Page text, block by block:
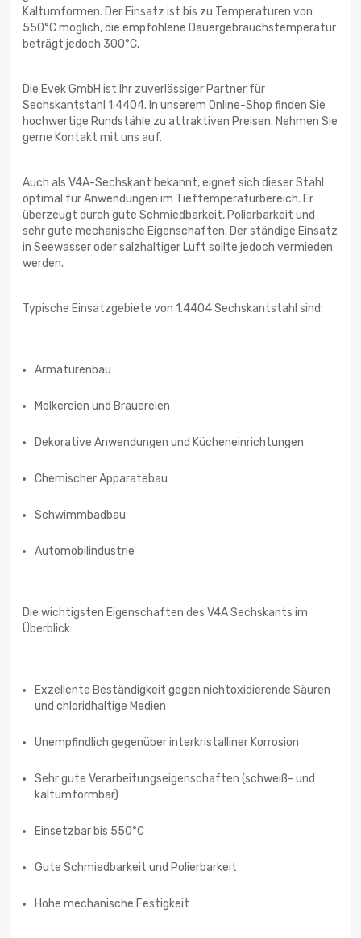
Kaltumformen. Der Einsatz ist bis zu Temperaturen von
550°C möglich, die empfohlene Dauergebrauchstemperatur
beträgt jedoch 300°C.
Die Evek GmbH ist Ihr zuverlässiger Partner für
Sechskantstahl 1.4404. In unserem Online-Shop finden Sie
hochwertige Rundstähle zu attraktiven Preisen. Nehmen Sie
gerne Kontakt mit uns auf.
Auch als V4A-Sechskant bekannt, eignet sich dieser Stahl
optimal für Anwendungen im Tieftemperaturbereich. Er
überzeugt durch gute Schmiedbarkeit, Polierbarkeit und
sehr gute mechanische Eigenschaften. Der ständige Einsatz
in Seewasser oder salzhaltiger Luft sollte jedoch vermieden
werden.
Typische Einsatzgebiete von 1.4404 Sechskantstahl sind:
Armaturenbau
Molkereien und Brauereien
Dekorative Anwendungen und Kücheneinrichtungen
Chemischer Apparatebau
Schwimmbadbau
Automobilindustrie
Die wichtigsten Eigenschaften des V4A Sechskants im
Überblick:
Exzellente Beständigkeit gegen nichtoxidierende Säuren
und chloridhaltige Medien
Unempfindlich gegenüber interkristalliner Korrosion
Sehr gute Verarbeitungseigenschaften (schweiß- und
kaltumformbar)
Einsetzbar bis 550°C
Gute Schmiedbarkeit und Polierbarkeit
Hohe mechanische Festigkeit